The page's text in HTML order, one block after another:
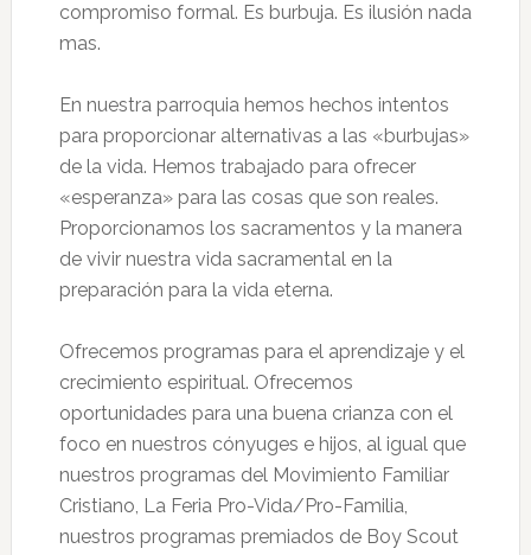
compromiso formal. Es burbuja. Es ilusión nada
mas.
En nuestra parroquia hemos hechos intentos
para proporcionar alternativas a las «burbujas»
de la vida. Hemos trabajado para ofrecer
«esperanza» para las cosas que son reales.
Proporcionamos los sacramentos y la manera
de vivir nuestra vida sacramental en la
preparación para la vida eterna.
Ofrecemos programas para el aprendizaje y el
crecimiento espiritual. Ofrecemos
oportunidades para una buena crianza con el
foco en nuestros cónyuges e hijos, al igual que
nuestros programas del Movimiento Familiar
Cristiano, La Feria Pro-Vida/Pro-Familia,
nuestros programas premiados de Boy Scout